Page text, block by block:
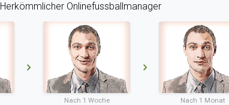
Herkömmlicher Onlinefussballmanager
Nach 1 Woche Nach 1 Monat